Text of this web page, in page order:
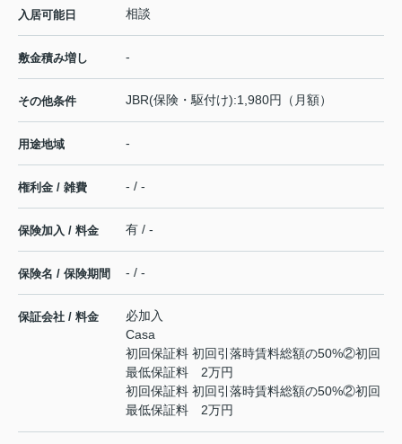
入居可能日 相談
敷金積み増し -
その他条件 JBR(保険・駆付け):1,980円（月額）
用途地域 -
権利金 / 雑費 - / -
保険加入 / 料金 有 / -
保険名 / 保険期間 - / -
保証会社 / 料金
必加入
Casa
初回保証料 初回引落時賃料総額の50%②初回
最低保証料 2万円
初回保証料 初回引落時賃料総額の50%②初回
最低保証料 2万円